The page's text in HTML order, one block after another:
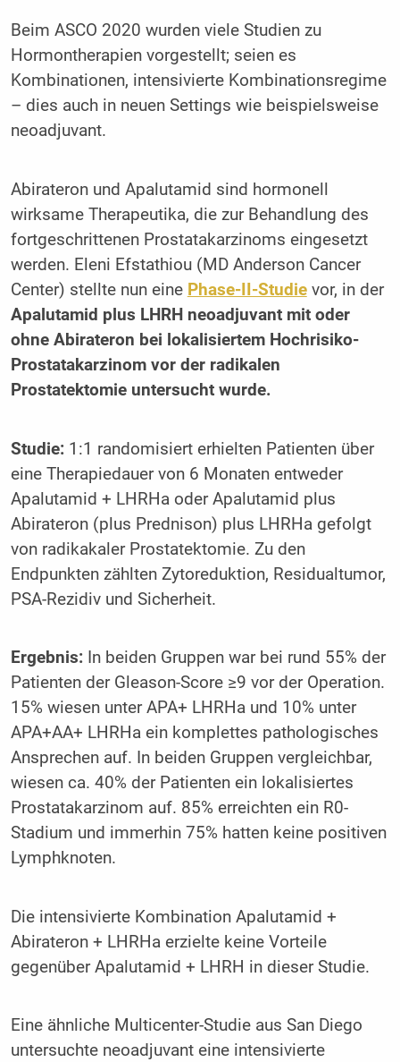
Beim ASCO 2020 wurden viele Studien zu
Hormontherapien vorgestellt; seien es
Kombinationen, intensivierte Kombinationsregime
– dies auch in neuen Settings wie beispielsweise
neoadjuvant.
Abirateron und Apalutamid sind hormonell
wirksame Therapeutika, die zur Behandlung des
fortgeschrittenen Prostatakarzinoms eingesetzt
werden. Eleni Efstathiou (MD Anderson Cancer
Center) stellte nun eine Phase-II-Studievor, in der
Apalutamid plus LHRH neoadjuvant mit oder
ohne Abirateron bei lokalisiertem Hochrisiko-
Prostatakarzinom vor der radikalen
Prostatektomie untersucht wurde.
Studie:1:1 randomisiert erhielten Patienten über
eine Therapiedauer von 6 Monaten entweder
Apalutamid + LHRHa oder Apalutamid plus
Abirateron (plus Prednison) plus LHRHa gefolgt
von radikakaler Prostatektomie. Zu den
Endpunkten zählten Zytoreduktion, Residualtumor,
PSA-Rezidiv und Sicherheit.
Ergebnis: In beiden Gruppen war bei rund 55% der
Patienten der Gleason-Score ≥9 vor der Operation.
15% wiesen unter APA+ LHRHa und 10% unter
APA+AA+ LHRHa ein komplettes pathologisches
Ansprechen auf. In beiden Gruppen vergleichbar,
wiesen ca. 40% der Patienten ein lokalisiertes
Prostatakarzinom auf. 85% erreichten ein R0-
Stadium und immerhin 75% hatten keine positiven
Lymphknoten.
Die intensivierte Kombination Apalutamid +
Abirateron + LHRHa erzielte keine Vorteile
gegenüber Apalutamid + LHRH in dieser Studie.
Eine ähnliche Multicenter-Studie aus San Diego
untersuchte neoadjuvant eine intensivierte